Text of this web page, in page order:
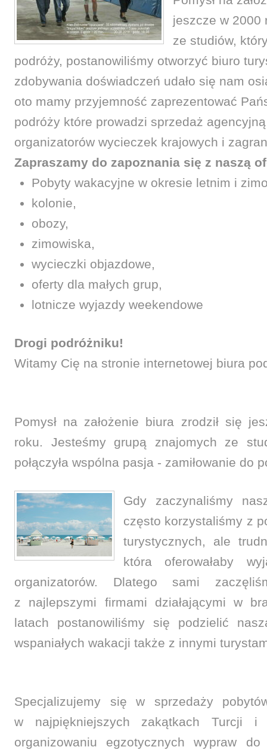
jeszcze w 2000
ze studiów,
podróży, postanowiliśmy otworzyć biuro
zdobywania doświadczeń udało się nam
oto mamy przyjemność zaprezentować
podróży które prowadzi sprzedaż
organizatorów wycieczek krajowych i
Zapraszamy do zapoznania się z naszą
Pobyty wakacyjne w okresie letnim i
kolonie,
obozy,
zimowiska,
wycieczki objazdowe,
oferty dla małych grup,
lotnicze wyjazdy weekendowe
Drogi podróżniku!
Witamy Cię na stronie internetowej biura
Pomysł na założenie biura zrodził się
roku. Jesteśmy grupą znajomych ze
połączyła wspólna pasja - zamiłowanie do
Gdy zaczynaliśmy
często korzystaliśmy z
turystycznych, ale
która oferowałaby
organizatorów. Dlatego sami
z najlepszymi firmami działającymi w
latach postanowiliśmy się podzielić
wspaniałych wakacji także z innymi
Specjalizujemy się w sprzedaży
w najpiękniejszych zakątkach Turcji i
organizowaniu egzotycznych wypraw